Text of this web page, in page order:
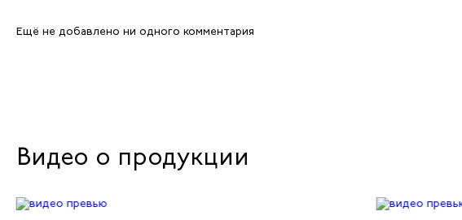
Ещё не добавлено ни одного комментария
Видео о продукции